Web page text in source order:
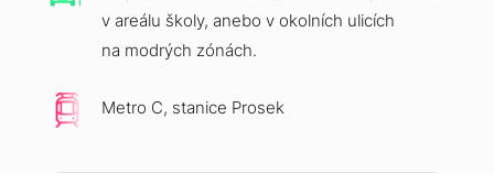
v areálu školy, anebo v okolních ulicích
na modrých zónách.
Metro C, stanice Prosek